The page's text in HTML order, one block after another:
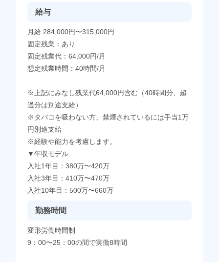
給与
月給 284,000円〜315,000円
固定残業：あり
固定残業代：64,000円/月
想定残業時間：40時間/月
※上記にみなし残業代64,000円含む（40時間分、超
過分は別途支給）
※タバコを吸わない方、禁煙されているには手当1万
円別途支給
※経験や能力を考慮します。
▼年収モデル
入社1年目：380万〜420万
入社3年目：410万〜470万
入社10年目：500万〜660万
勤務時間
変形労働時間制
9：00〜25：00の間で実働8時間